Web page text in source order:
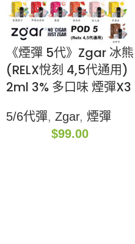
《煙彈 5代》Zgar 冰熊
(RELX悅刻 4,5代通用)
2ml 3% 多口味 煙彈X3
5/6代彈, Zgar, 煙彈
$99.00